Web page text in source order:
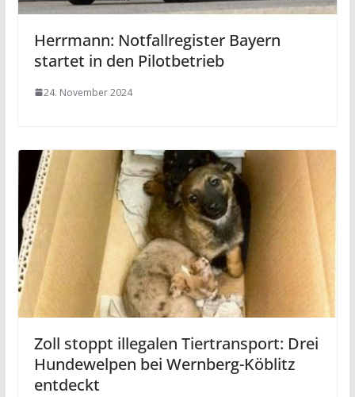
Herrmann: Notfallregister Bayern
startet in den Pilotbetrieb
24. November 2024
Zoll stoppt illegalen Tiertransport: Drei
Hundewelpen bei Wernberg-Köblitz
entdeckt